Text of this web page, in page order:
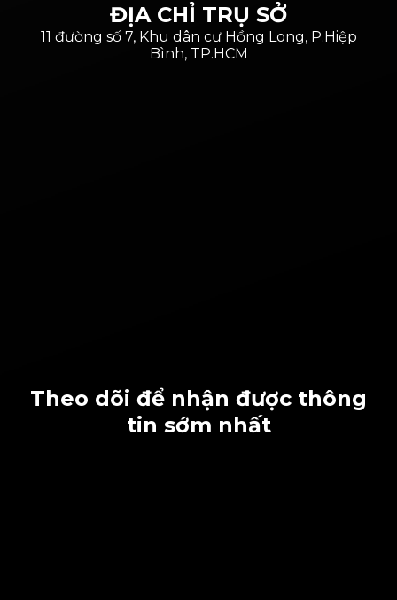
ĐỊA CHỈ TRỤ SỞ
11 đường số 7, Khu dân cư Hồng Long, P.Hiệp
Bình, TP.HCM
Theo dõi để nhận được thông
tin sớm nhất